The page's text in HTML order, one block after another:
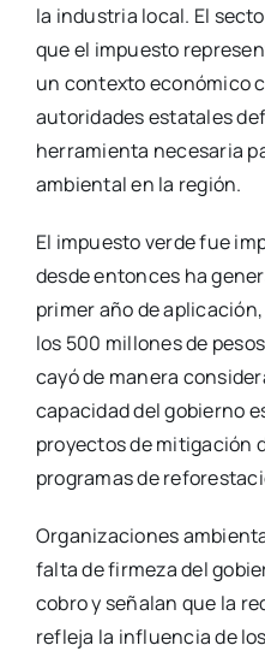
la industria local. El
que el impuesto
un contexto económico
autoridades estatales
herramienta necesaria
ambiental en la región.
El impuesto verde fue
desde entonces ha
primer año de
los 500 millones de
cayó de manera
capacidad del gobierno
proyectos de mitigación
programas de
Organizaciones
falta de firmeza del
cobro y señalan que la
refleja la influencia de